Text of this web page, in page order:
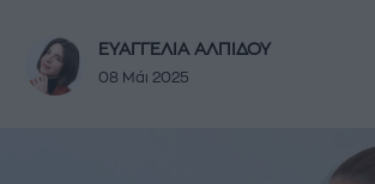
ΕΥΑΓΓΕΛΙΑ ΑΛΠΙΔΟΥ
08 Μάι 2025